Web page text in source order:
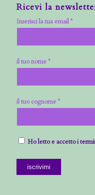
Ricevi la
Inserisci la tua email *
il tuo nome *
il tuo cognome *
Ho letto e accetto i